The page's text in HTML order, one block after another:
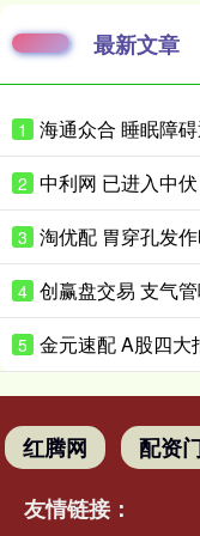
最新文章
1
2 中利网 已进入中
3
4
5 金元速配 A股四
红腾网 配资
友情链接：